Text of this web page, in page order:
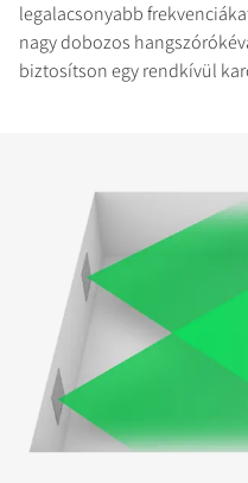
legalacsonyabb
nagy dobozos
biztosítson egy rendkívül